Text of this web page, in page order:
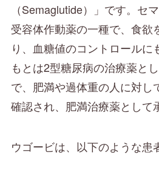
（Semaglutide）」です。セ
受容体作動薬の一種で、食欲
り、血糖値のコントロールに
もとは2型糖尿病の治療薬と
で、肥満や過体重の人に対し
確認され、肥満治療薬として
ウゴービは、以下のような患